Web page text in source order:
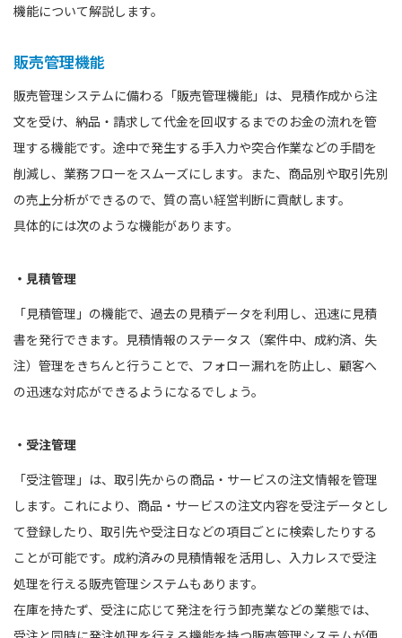
機能について解説します。
販売管理機能
販売管理システムに備わる「販売管理機能」は、見積作成から注
文を受け、納品・請求して代金を回収するまでのお金の流れを管
理する機能です。途中で発生する手入力や突合作業などの手間を
削減し、業務フローをスムーズにします。また、商品別や取引先別
の売上分析ができるので、質の高い経営判断に貢献します。
具体的には次のような機能があります。
・見積管理
「見積管理」の機能で、過去の見積データを利用し、迅速に見積
書を発行できます。見積情報のステータス（案件中、成約済、失
注）管理をきちんと行うことで、フォロー漏れを防止し、顧客へ
の迅速な対応ができるようになるでしょう。
・受注管理
「受注管理」は、取引先からの商品・サービスの注文情報を管理
します。これにより、商品・サービスの注文内容を受注データとし
て登録したり、取引先や受注日などの項目ごとに検索したりする
ことが可能です。成約済みの見積情報を活用し、入力レスで受注
処理を行える販売管理システムもあります。
在庫を持たず、受注に応じて発注を行う卸売業などの業態では、